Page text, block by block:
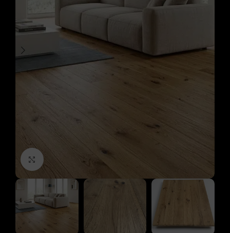
Click to enlarge